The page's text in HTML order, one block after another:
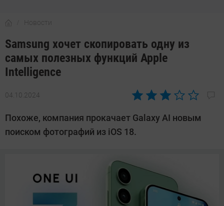
Новости
Samsung хочет скопировать одну из
самых полезных функций Apple
Intelligence
04.10.2024
Автор:
Довлатова
Похоже, компания прокачает Galaxy AI новым
поиском фотографий из iOS 18.